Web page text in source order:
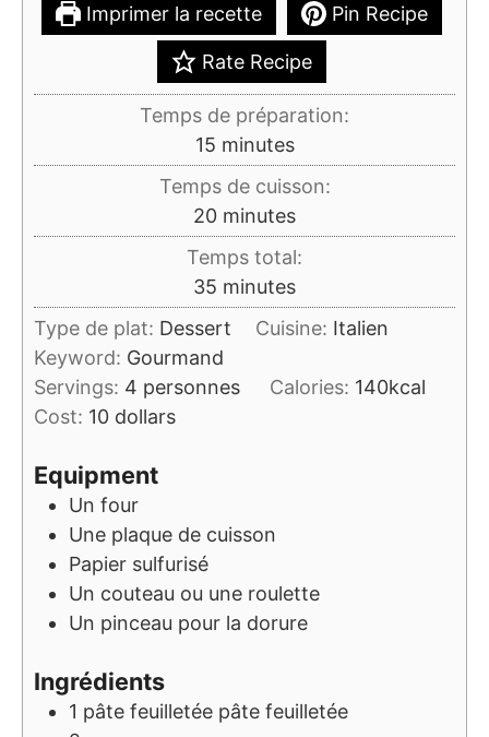
Imprimer la recette Pin Recipe
Rate Recipe
Temps de préparation:
15minutes
minutes
Temps de cuisson:
20minutes
minutes
Temps total:
35 minutes
minutes
Type de plat: Dessert Cuisine: Italien
Keyword: Gourmand
Servings: 4 personnes Calories: 140kcal
Cost: 10 dollars
Equipment
Un four
Une plaque de cuisson
Papier sulfurisé
Un couteau ou une roulette
Un pinceau pour la dorure
Ingrédients
1 pâte feuilletée pâte feuilletée